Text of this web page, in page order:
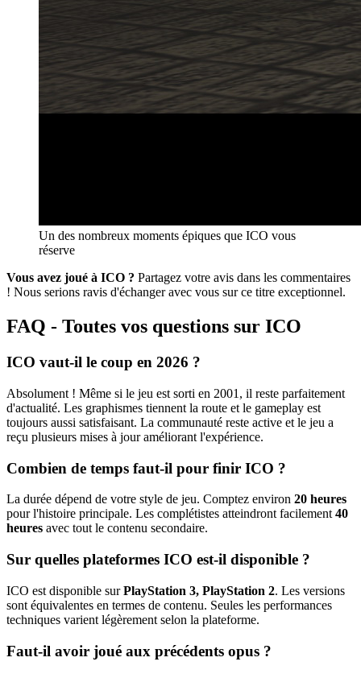
Un des nombreux moments épiques que ICO vous
réserve
Vous avez joué à ICO ? Partagez votre avis dans les commentaires
! Nous serions ravis d'échanger avec vous sur ce titre exceptionnel.
FAQ - Toutes vos questions sur ICO
ICO vaut-il le coup en 2026 ?
Absolument ! Même si le jeu est sorti en 2001, il reste parfaitement
d'actualité. Les graphismes tiennent la route et le gameplay est
toujours aussi satisfaisant. La communauté reste active et le jeu a
reçu plusieurs mises à jour améliorant l'expérience.
Combien de temps faut-il pour finir ICO ?
La durée dépend de votre style de jeu. Comptez environ 20 heures
pour l'histoire principale. Les complétistes atteindront facilement40
heures avec tout le contenu secondaire.
Sur quelles plateformes ICO est-il disponible ?
ICO est disponible surPlayStation 3, PlayStation 2. Les versions
sont équivalentes en termes de contenu. Seules les performances
techniques varient légèrement selon la plateforme.
Faut-il avoir joué aux précédents opus ?